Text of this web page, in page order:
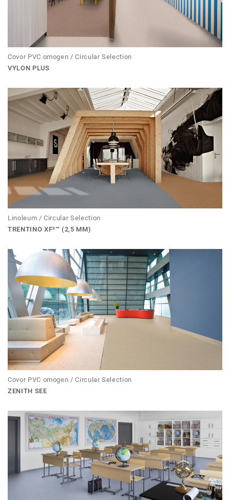
Covor PVC omogen / Circular Selection
VYLON PLUS
Linoleum / Circular Selection
TRENTINO XF²™ (2,5 MM)
Covor PVC omogen / Circular Selection
ZENITH SEE